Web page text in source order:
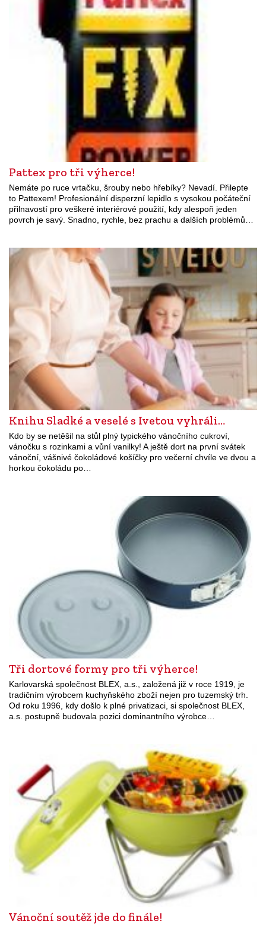
Pattex pro tři výherce!
Nemáte po ruce vrtačku, šrouby nebo hřebíky? Nevadí. Přilepte
to Pattexem! Profesionální disperzní lepidlo s vysokou počáteční
přilnavostí pro veškeré interiérové použití, kdy alespoň jeden
povrch je savý. Snadno, rychle, bez prachu a dalších problémů…
Knihu Sladké a veselé s Ivetou vyhráli…
Kdo by se netěšil na stůl plný typického vánočního cukroví,
vánočku s rozinkami a vůní vanilky! A ještě dort na první svátek
vánoční, vášnivé čokoládové košíčky pro večerní chvíle ve dvou a
horkou čokoládu po…
Tři dortové formy pro tři výherce!
Karlovarská společnost BLEX, a.s., založená již v roce 1919, je
tradičním výrobcem kuchyňského zboží nejen pro tuzemský trh.
Od roku 1996, kdy došlo k plné privatizaci, si společnost BLEX,
a.s. postupně budovala pozici dominantního výrobce…
Vánoční soutěž jde do finále!